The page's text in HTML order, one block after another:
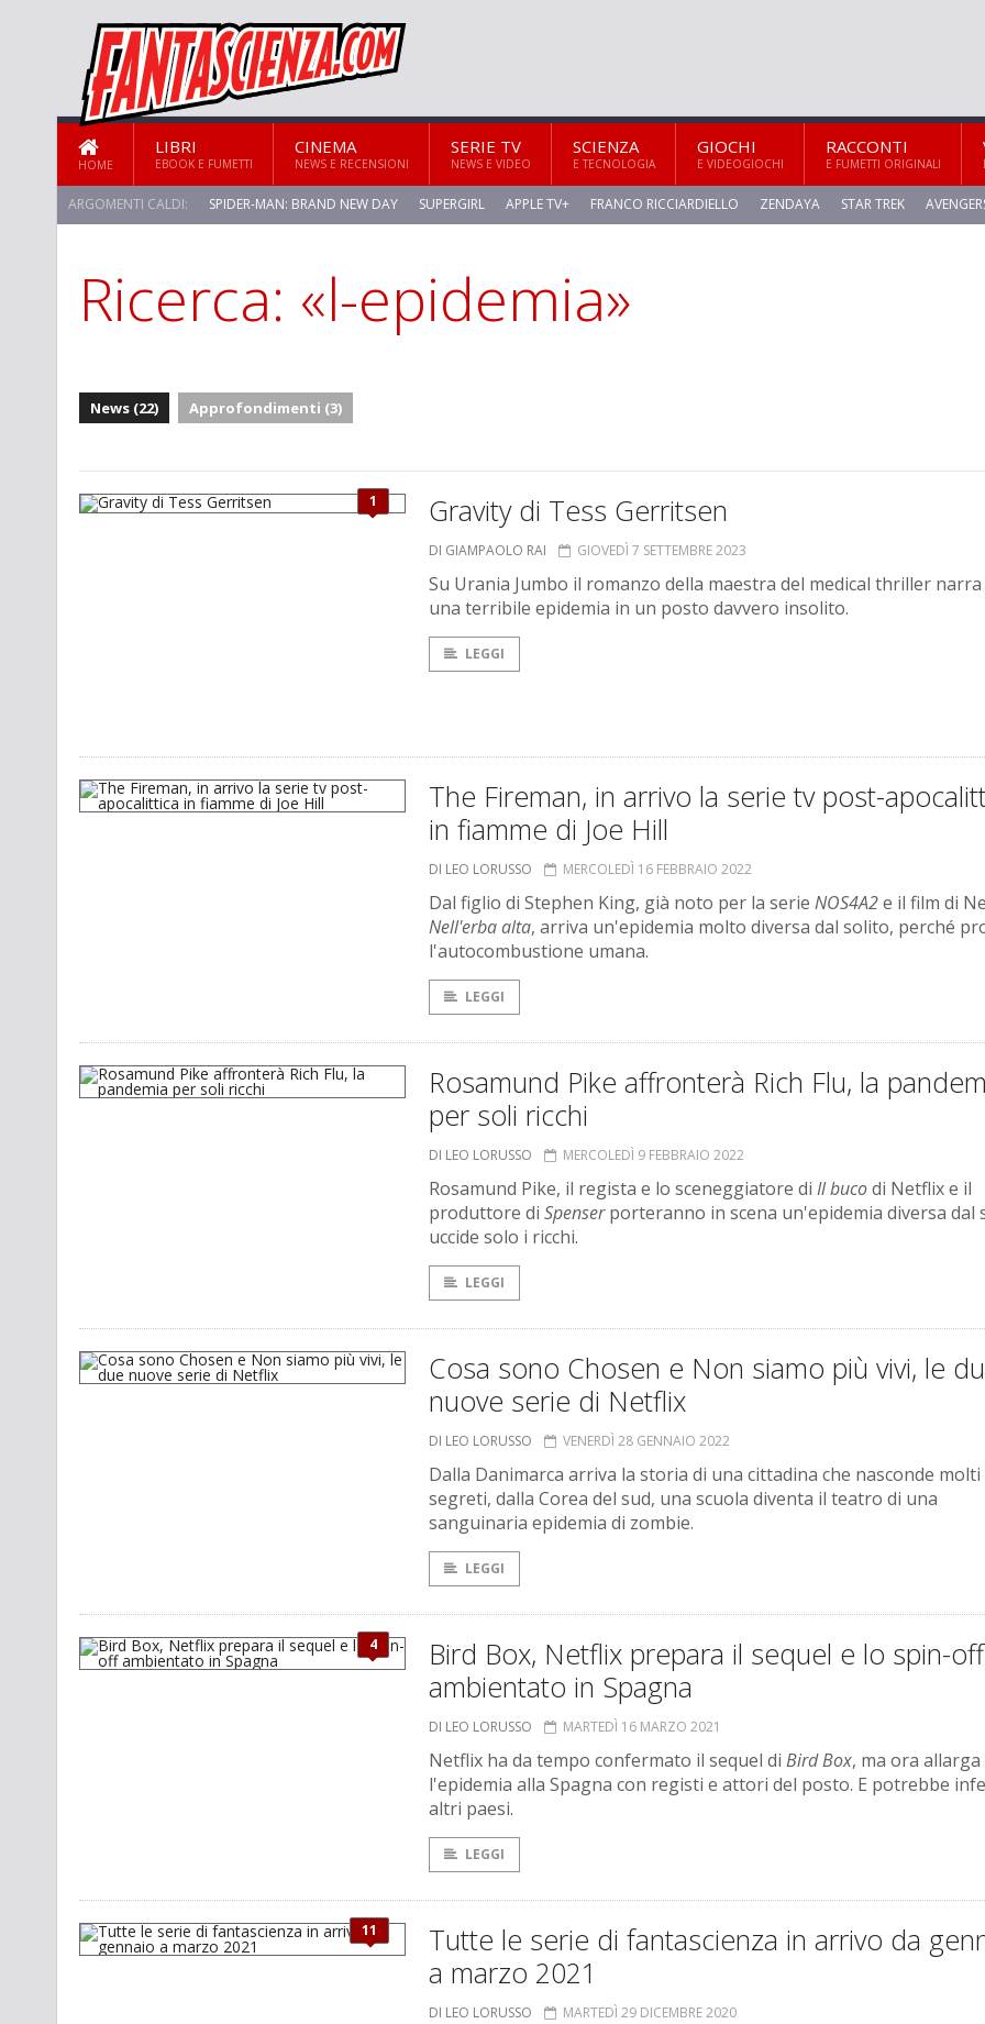
HOME
LIBRI
EBOOK E FUMETTI
CINEMA
NEWS E RECENSIONI
SERIE TV
NEWS E VIDEO
SCIENZA
E TECNOLOGIA
GIOCHI
E VIDEOGIOCHI
RACCONTI
E FUMETTI ORIGINALI
ARGOMENTI CALDI: SPIDER-MAN: BRAND NEW DAY SUPERGIRL APPLE TV+ FRANCO RICCIARDIELLO ZENDAYA STAR TREK
STAR TREK: STRANGE NEW WORLDS
Ricerca: «l-epidemia»
News (22) Approfondimenti (3)
1 Gravity di Tess Gerritsen
DI GIAMPAOLO RAI GIOVEDÌ 7 SETTEMBRE 2023
Su Urania Jumbo il romanzo della maestra del medical thriller narra
una terribile epidemia in un posto davvero insolito.
LEGGI
The Fireman, in arrivo la serie tv post-
in fiamme di Joe Hill
DI LEO LORUSSO MERCOLEDÌ 16 FEBBRAIO 2022
Dal figlio di Stephen King, già noto per la serie NOS4A2e il film di
Nell'erba alta, arriva un'epidemia molto diversa dal solito, perché
l'autocombustione umana.
LEGGI
Rosamund Pike affronterà Rich Flu, la
per soli ricchi
DI LEO LORUSSO MERCOLEDÌ 9 FEBBRAIO 2022
Rosamund Pike, il regista e lo sceneggiatore di Il bucodi Netflix e il
produttore di Spenserporteranno in scena un'epidemia diversa dal
uccide solo i ricchi.
LEGGI
Cosa sono Chosen e Non siamo più vivi, le
nuove serie di Netflix
DI LEO LORUSSO VENERDÌ 28 GENNAIO 2022
Dalla Danimarca arriva la storia di una cittadina che nasconde molti
segreti, dalla Corea del sud, una scuola diventa il teatro di una
sanguinaria epidemia di zombie.
LEGGI
4
Bird Box, Netflix prepara il sequel e lo spin-off
ambientato in Spagna
DI LEO LORUSSO MARTEDÌ 16 MARZO 2021
Netflix ha da tempo confermato il sequel di Bird Box, ma ora allarga
l'epidemia alla Spagna con registi e attori del posto. E potrebbe
altri paesi.
LEGGI
11
Tutte le serie di fantascienza in arrivo da
a marzo 2021
DI LEO LORUSSO MARTEDÌ 29 DICEMBRE 2020